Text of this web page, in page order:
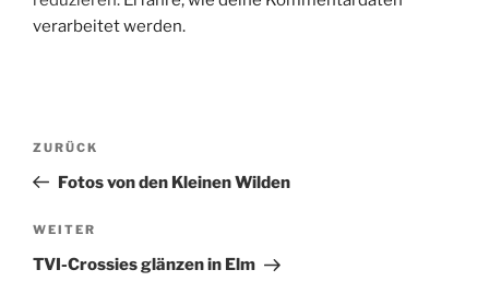
verarbeitet werden.
Beitragsnavigation
Vorheriger
Beitrag
ZURÜCK
Fotos von den Kleinen Wilden
Nächster
Beitrag
WEITER
TVI-Crossies glänzen in Elm